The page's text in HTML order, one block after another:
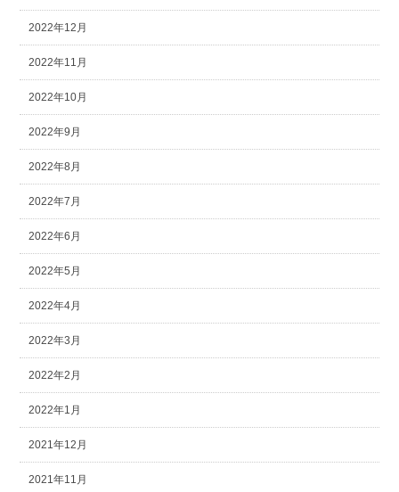
2022年12月
2022年11月
2022年10月
2022年9月
2022年8月
2022年7月
2022年6月
2022年5月
2022年4月
2022年3月
2022年2月
2022年1月
2021年12月
2021年11月